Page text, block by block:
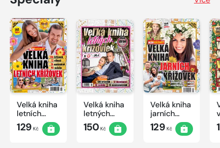
Velká kniha
letních
křížovek
2026
129 Kč
Velká kniha
letných
krížoviek s
TV JOJ
150Kč
Velká kniha
jarních
křížovek
2026
129 Kč